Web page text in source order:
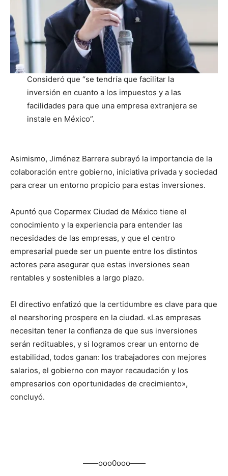
Consideró que “se tendría que facilitar la
inversión en cuanto a los impuestos y a las
facilidades para que una empresa extranjera se
instale en México”.
Asimismo, Jiménez Barrera subrayó la importancia de la
colaboración entre gobierno, iniciativa privada y sociedad
para crear un entorno propicio para estas inversiones.
Apuntó que Coparmex Ciudad de México tiene el
conocimiento y la experiencia para entender las
necesidades de las empresas, y que el centro
empresarial puede ser un puente entre los distintos
actores para asegurar que estas inversiones sean
rentables y sostenibles a largo plazo.
El directivo enfatizó que la certidumbre es clave para que
el nearshoring prospere en la ciudad. «Las empresas
necesitan tener la confianza de que sus inversiones
serán redituables, y si logramos crear un entorno de
estabilidad, todos ganan: los trabajadores con mejores
salarios, el gobierno con mayor recaudación y los
empresarios con oportunidades de crecimiento»,
concluyó.
——ooo0ooo——